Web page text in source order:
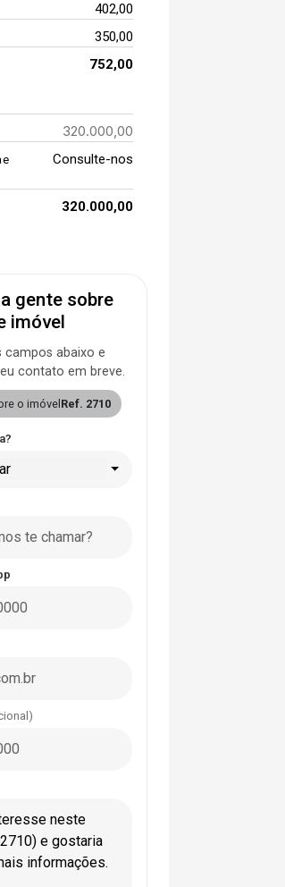
402,00
350,00
752,00
320.000,00
e
Consulte-nos
320.000,00
gente sobre
imóvel
campos abaixo e
contato em breve.
o imóvel Ref. 2710